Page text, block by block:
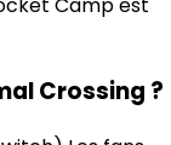
Camp est
Crossing ?